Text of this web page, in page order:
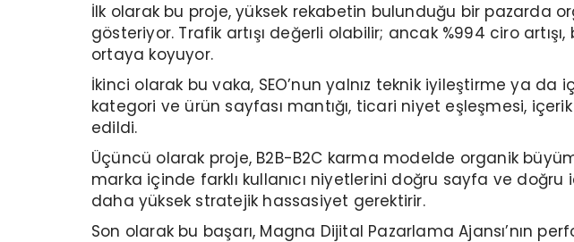
İlk olarak bu proje, yüksek rekabetin bulunduğu bir pazarda
gösteriyor. Trafik artışı değerli olabilir; ancak %994 ciro
ortaya koyuyor.
İkinci olarak bu vaka, SEO’nun yalnız teknik iyileştirme ya
kategori ve ürün sayfası mantığı, ticari niyet eşleşmesi,
edildi.
Üçüncü olarak proje, B2B-B2C karma modelde organik
marka içinde farklı kullanıcı niyetlerini doğru sayfa ve
daha yüksek stratejik hassasiyet gerektirir.
Son olarak bu başarı, Magna Dijital Pazarlama Ajansı’nın